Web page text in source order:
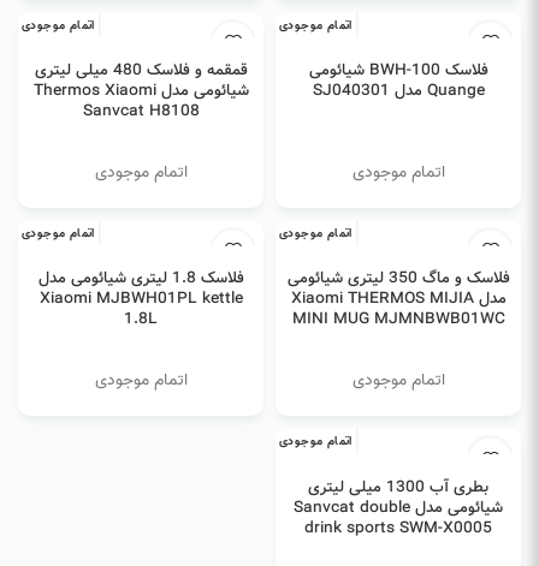
اتمام موجودی
اطلاعات بیشترفلاسک BWH-100 شیائومی
Quange مدل SJ040301
اتمام موجودی
اتمام موجودی
اطلاعات بیشترقمقمه و فلاسک 480 میلی لیتری
شیائومی مدل Thermos Xiaomi
Sanvcat H8108
اتمام موجودی
اتمام موجودی
اطلاعات بیشترفلاسک و ماگ 350 لیتری شیائومی
مدل Xiaomi THERMOS MIJIA
MINI MUG MJMNBWB01WC
اتمام موجودی
اتمام موجودی
اطلاعات بیشتر
فلاسک 1.8 لیتری شیائومی مدل
Xiaomi MJBWH01PL kettle
1.8L
اتمام موجودی
اتمام موجودی
انتخاب گزینه هابطری آب 1300 میلی لیتری
شیائومی مدل Sanvcat double
drink sports SWM-X0005